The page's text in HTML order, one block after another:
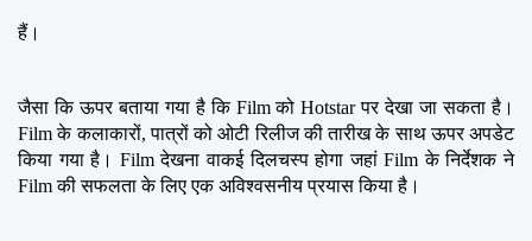
हैं।
जैसा कि ऊपर बताया गया है कि Film को Hotstar पर देखा जा सकता है।
Film के कलाकारों, पात्रों को ओटी रिलीज की तारीख के साथ ऊपर अपडेट
किया गया है। Film देखना वाकई दिलचस्प होगा जहां Film के निर्देशक ने
Film की सफलता के लिए एक अविश्वसनीय प्रयास किया है।